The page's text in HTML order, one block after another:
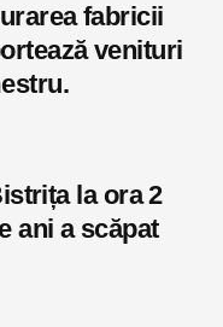
fabricii
venituri
la ora 2
ani a scăpat